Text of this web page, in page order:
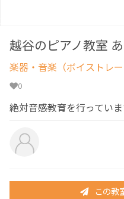
越谷のピアノ教室
楽器・音楽（ボイストレー
0
絶対音感教育を行ってい
この教